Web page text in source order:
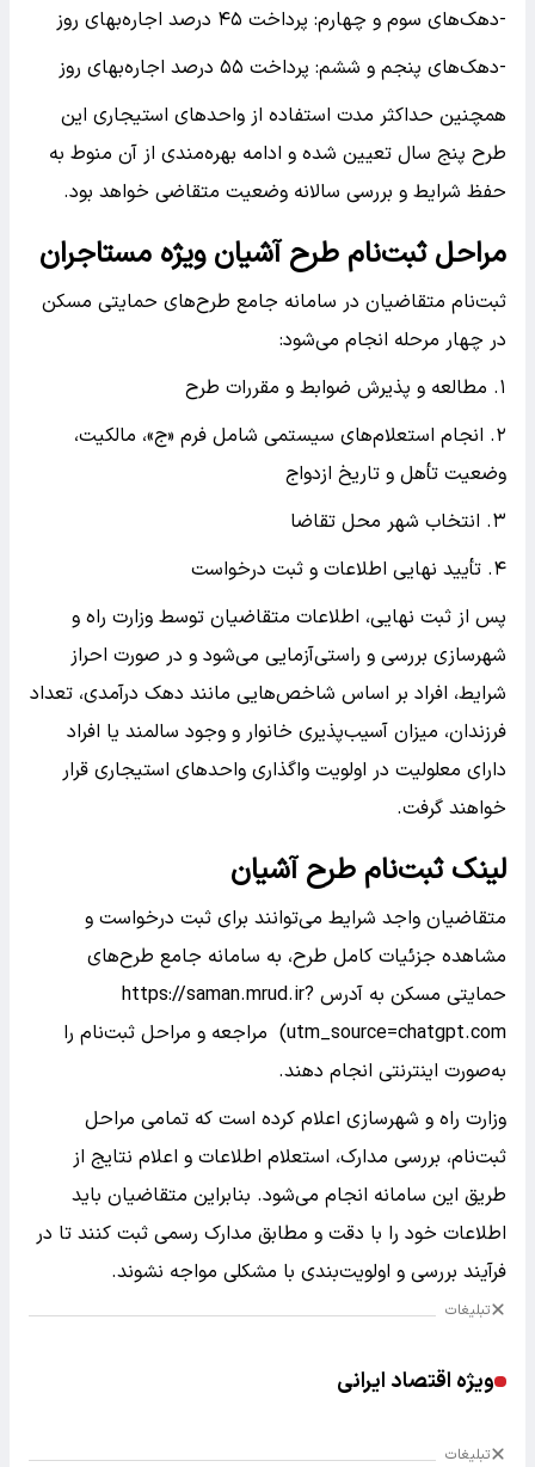
-دهک‌های سوم و چهارم: پرداخت ۴۵ درصد اجاره‌بهای روز
-دهک‌های پنجم و ششم: پرداخت ۵۵ درصد اجاره‌بهای روز
همچنین حداکثر مدت استفاده از واحدهای استیجاری این
طرح پنج سال تعیین شده و ادامه بهره‌مندی از آن منوط به
حفظ شرایط و بررسی سالانه وضعیت متقاضی خواهد بود.
مراحل ثبت‌نام طرح آشیان ویژه مستاجران
ثبت‌نام متقاضیان در سامانه جامع طرح‌های حمایتی مسکن
در چهار مرحله انجام می‌شود:
۱. مطالعه و پذیرش ضوابط و مقررات طرح
۲. انجام استعلام‌های سیستمی شامل فرم «ج»، مالکیت،
وضعیت تأهل و تاریخ ازدواج
۳. انتخاب شهر محل تقاضا
۴. تأیید نهایی اطلاعات و ثبت درخواست
پس از ثبت نهایی، اطلاعات متقاضیان توسط وزارت راه و
شهرسازی بررسی و راستی‌آزمایی می‌شود و در صورت احراز
شرایط، افراد بر اساس شاخص‌هایی مانند دهک درآمدی، تعداد
فرزندان، میزان آسیب‌پذیری خانوار و وجود سالمند یا افراد
دارای معلولیت در اولویت واگذاری واحدهای استیجاری قرار
خواهند گرفت.
لینک ثبت‌نام طرح آشیان
متقاضیان واجد شرایط می‌توانند برای ثبت درخواست و
مشاهده جزئیات کامل طرح، به سامانه جامع طرح‌های
حمایتی مسکن به آدرس https://saman.mrud.ir?
utm_source=chatgpt.com) مراجعه و مراحل ثبت‌نام را
به‌صورت اینترنتی انجام دهند.
وزارت راه و شهرسازی اعلام کرده است که تمامی مراحل
ثبت‌نام، بررسی مدارک، استعلام اطلاعات و اعلام نتایج از
طریق این سامانه انجام می‌شود. بنابراین متقاضیان باید
اطلاعات خود را با دقت و مطابق مدارک رسمی ثبت کنند تا در
فرآیند بررسی و اولویت‌بندی با مشکلی مواجه نشوند.
تبلیغات
ویژه اقتصاد ایرانی
تبلیغات